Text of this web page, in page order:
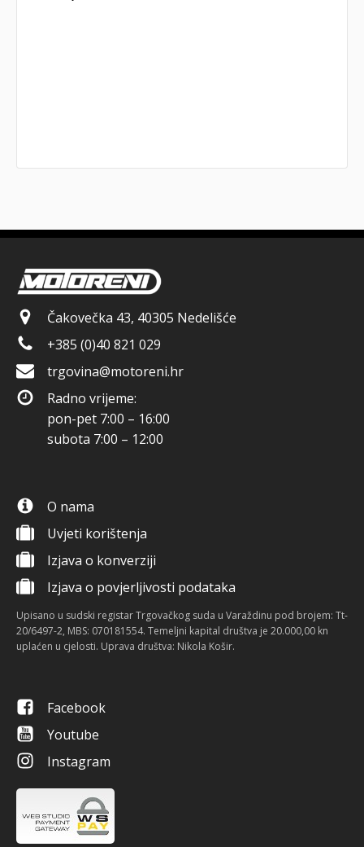
Čakovečka 43, 40305 Nedelišće
+385 (0)40 821 029
trgovina@motoreni.hr
Radno vrijeme:
pon-pet 7:00 – 16:00
subota 7:00 – 12:00
O nama
Uvjeti korištenja
Izjava o konverziji
Izjava o povjerljivosti podataka
Upisano u sudski registar Trgovačkog suda u Varaždinu pod brojem: Tt-
20/6497-2, MBS: 070181554. Temeljni kapital društva je 20.000,00 kn
uplaćen u cjelosti. Uprava društva: Nikola Košir.
Facebook
Youtube
Instagram